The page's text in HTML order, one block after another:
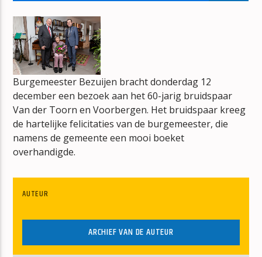
mz-radio
Burgemeester Bezuijen bracht donderdag 12
december een bezoek aan het 60-jarig bruidspaar
Van der Toorn en Voorbergen. Het bruidspaar kreeg
de hartelijke felicitaties van de burgemeester, die
namens de gemeente een mooi boeket
overhandigde.
AUTEUR
ARCHIEF VAN DE AUTEUR